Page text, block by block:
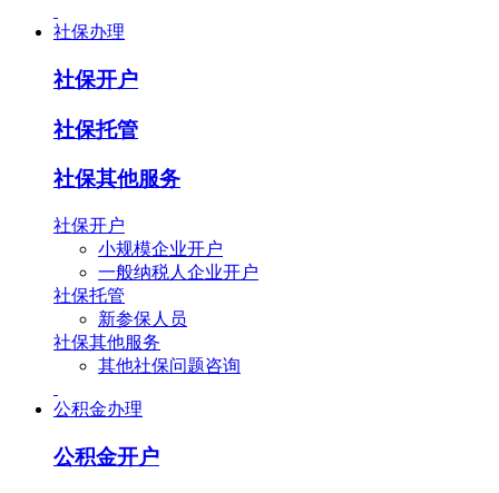
社保办理
社保开户
社保托管
社保其他服务
社保开户
小规模企业开户
一般纳税人企业开户
社保托管
新参保人员
社保其他服务
其他社保问题咨询
公积金办理
公积金开户